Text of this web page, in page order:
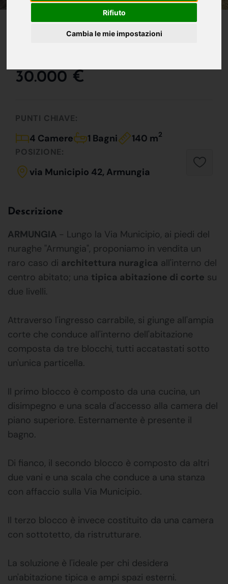
Rifiuto
Cambia le mie impostazioni
Tipica Abitazione Di
30.000 €
PUNTI CHIAVE:
4 Camere 1 Bagni 140 m2
POSIZIONE:
via Municipio 42, Armungia
Descrizione
ARMUNGIA - Lungo la Via Municipio, ai piedi del
nuraghe "Armungia", proponiamo in vendita un
raro caso di architettura nuragica all'interno del
centro abitato; una tipica abitazione di corte su
due livelli.
Attraverso l'ingresso carrabile, si giunge all'ampia
corte che conduce all'interno dell'abitazione
composta da tre blocchi, tutti accatastati sotto
un'unica particella.
Il primo blocco è composto da una cucina, un
disimpegno e una scala d'accesso alla camera del
piano superiore. Esternamente è presente il
bagno.
Di fianco, il secondo blocco è composto da altri
due vani e una scala che conduce a una stanza
con affaccio sulla Via Municipio.
Il terzo blocco è invece costituito da una camera
con sottotetto, da ristrutturare.
La soluzione è l'ideale per chi desidera
un'abitazione tipica e ampi spazi esterni.